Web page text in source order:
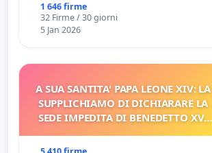
1 646 firme
32 Firme / 30 giorni
5 Jan 2026
A SUA SANTITA' PAPA LEONE XIV: LA
SUPPLICHIAMO DI DICHIARARE LA
SEDE IMPEDITA DI BENEDETTO XVI